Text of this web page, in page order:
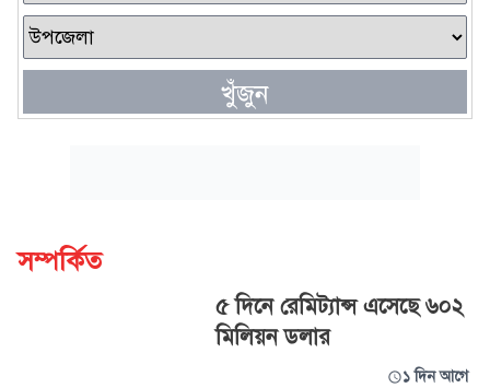
খুঁজুন
সম্পর্কিত
৫ দিনে রেমিট্যান্স এসেছে ৬০২
মিলিয়ন ডলার
১ দিন আগে